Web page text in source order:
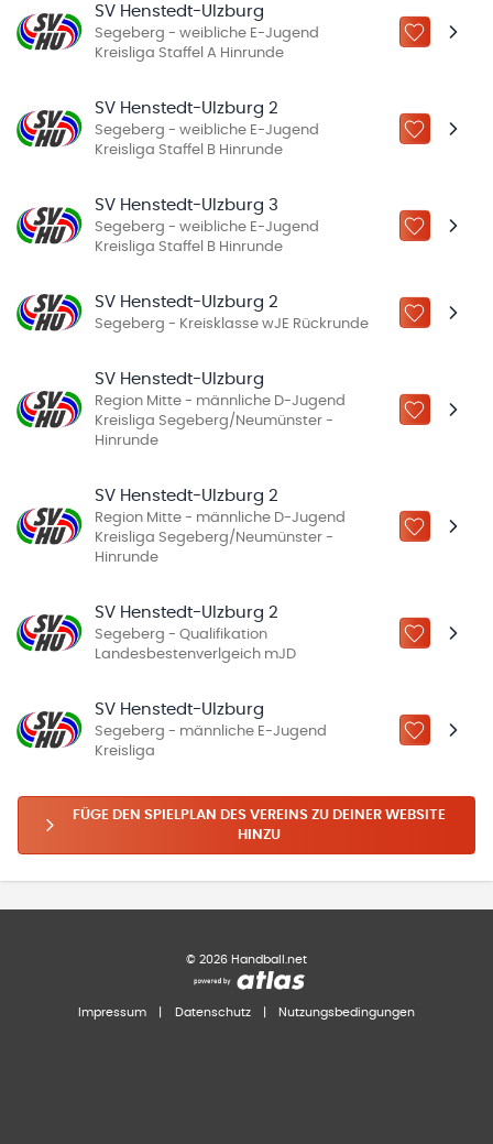
SV Henstedt-Ulzburg
Segeberg - weibliche E-Jugend
Kreisliga Staffel A Hinrunde
ZU „MEINE
SV Henstedt-Ulzburg 2
Segeberg - weibliche E-Jugend
Kreisliga Staffel B Hinrunde
ZU „MEINE
SV Henstedt-Ulzburg 3
Segeberg - weibliche E-Jugend
Kreisliga Staffel B Hinrunde
ZU „MEINE
SV Henstedt-Ulzburg 2
Segeberg - Kreisklasse wJE Rückrunde ZU „MEINE
SV Henstedt-Ulzburg
Region Mitte - männliche D-Jugend
Kreisliga Segeberg/Neumünster -
Hinrunde
ZU „MEINE
SV Henstedt-Ulzburg 2
Region Mitte - männliche D-Jugend
Kreisliga Segeberg/Neumünster -
Hinrunde
ZU „MEINE
SV Henstedt-Ulzburg 2
Segeberg - Qualifikation
Landesbestenverlgeich mJD
ZU „MEINE
SV Henstedt-Ulzburg
Segeberg - männliche E-Jugend
Kreisliga
ZU „MEINE
FÜGE DEN SPIELPLAN DES VEREINS ZU DEINER WEBSITE
HINZU
© 2026 Handball.net
Impressum Datenschutz Nutzungsbedingungen